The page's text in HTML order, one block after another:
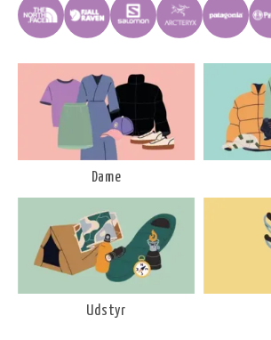
Dame
Udstyr